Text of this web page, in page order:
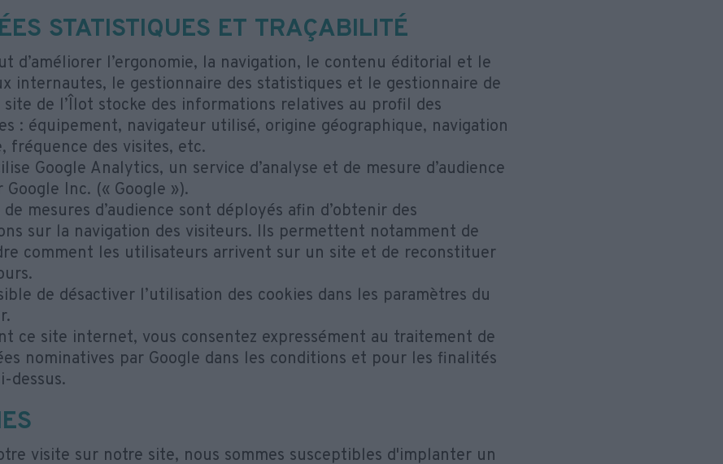
STATISTIQUES ET TRAÇABILITÉ
d’améliorer l’ergonomie, la navigation, le contenu éditorial et le
internautes, le gestionnaire des statistiques et le gestionnaire de
de l’Îlot stocke des informations relatives au profil des
: équipement, navigateur utilisé, origine géographique, navigation
fréquence des visites, etc.
Google Analytics, un service d’analyse et de mesure d’audience
Inc. (« Google »).
mesures d’audience sont déployés afin d’obtenir des
sur la navigation des visiteurs. Ils permettent notamment de
comment les utilisateurs arrivent sur un site et de reconstituer
de désactiver l’utilisation des cookies dans les paramètres du
ce site internet, vous consentez expressément au traitement de
nominatives par Google dans les conditions et pour les finalités
dessus.
visite sur notre site, nous sommes susceptibles d'implanter un